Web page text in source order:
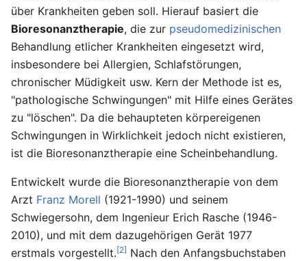
über Krankheiten geben soll. Hierauf basiert die
Bioresonanztherapie, die zur pseudomedizinischen
Behandlung etlicher Krankheiten eingesetzt wird,
insbesondere bei Allergien, Schlafstörungen,
chronischer Müdigkeit usw. Kern der Methode ist es,
"pathologische Schwingungen" mit Hilfe eines Gerätes
zu "löschen". Da die behaupteten körpereigenen
Schwingungen in Wirklichkeit jedoch nicht existieren,
ist die Bioresonanztherapie eine Scheinbehandlung.
Entwickelt wurde die Bioresonanztherapie von dem
Arzt Franz Morell (1921-1990) und seinem
Schwiegersohn, dem Ingenieur Erich Rasche (1946-
2010), und mit dem dazugehörigen Gerät 1977
erstmals vorgestellt.[2] Nach den Anfangsbuchstaben